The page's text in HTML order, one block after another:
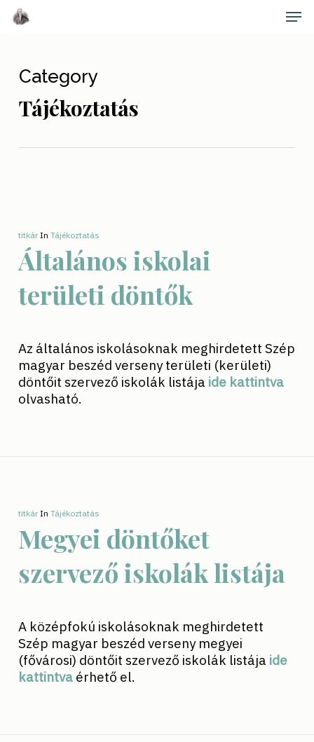
Skip
Category
Tájékoztatás
titkár In Tájékoztatás
Általános iskolai
területi döntők
Az általános iskolásoknak meghirdetett Szép
magyar beszéd verseny területi (kerületi)
döntőit szervező iskolák listája ide kattintva
olvasható.
titkár In Tájékoztatás
Megyei döntőket
szervező iskolák listája
A középfokú iskolásoknak meghirdetett
Szép magyar beszéd verseny megyei
(fővárosi) döntőit szervező iskolák listája ide
kattintvaérhető el.